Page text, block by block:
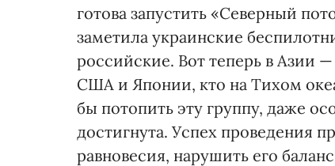
готова запустить «Северный
заметила украинские
российские. Вот теперь в Азии
США и Японии, кто на Тихом
бы потопить эту группу, даже
достигнута. Успех проведения
равновесия, нарушить его